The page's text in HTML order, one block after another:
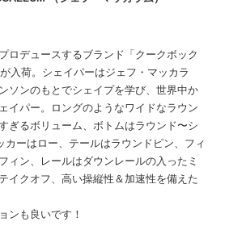
ロデュースするブランド「クークボック
入荷。シェイパーはジェフ・マッカラ
ソンのもとでシェイプを学び、世界中か
イパー。ロングのようなワイドなラウン
ぎるボリューム、ボトムはラウンド〜シ
カーはロー、テールはラウンドピン、フィ
ィン、レールはダウンレールの入ったミ
イクオフ、高い操縦性＆加速性を備えた
ンも良いです！